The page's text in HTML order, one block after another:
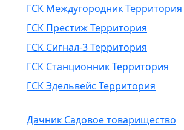
ГСК Междугородник Территория
ГСК Престиж Территория
ГСК Сигнал-3 Территория
ГСК Станционник Территория
ГСК Эдельвейс Территория
Дачник Садовое товарищество